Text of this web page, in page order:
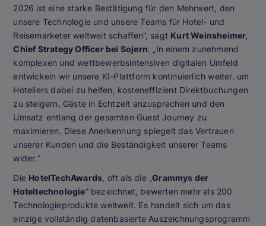
2026 ist eine starke Bestätigung für den Mehrwert, den
unsere Technologie und unsere Teams für Hotel- und
Reisemarketer weltweit schaffen“, sagt Kurt Weinsheimer,
Chief Strategy Officer bei Sojern. „In einem zunehmend
komplexen und wettbewerbsintensiven digitalen Umfeld
entwickeln wir unsere KI-Plattform kontinuierlich weiter, um
Hoteliers dabei zu helfen, kosteneffizient Direktbuchungen
zu steigern, Gäste in Echtzeit anzusprechen und den
Umsatz entlang der gesamten Guest Journey zu
maximieren. Diese Anerkennung spiegelt das Vertrauen
unserer Kunden und die Beständigkeit unserer Teams
wider.“
Die HotelTechAwards, oft als die „Grammys der
Hoteltechnologie“ bezeichnet, bewerten mehr als 200
Technologieprodukte weltweit. Es handelt sich um das
einzige vollständig datenbasierte Auszeichnungsprogramm